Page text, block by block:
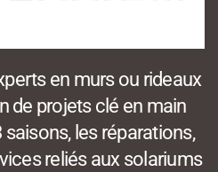
en murs ou rideaux
de projets clé en main
les réparations,
reliés aux solariums